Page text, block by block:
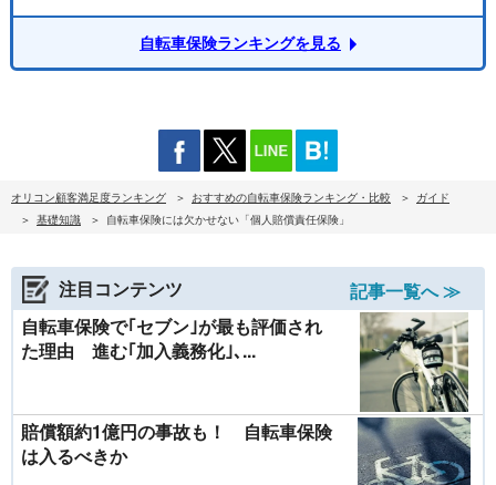
自転車保険ランキングを見る
オリコン顧客満足度ランキング おすすめの自転車保険ランキング・比較
ガイド
基礎知識
自転車保険には欠かせない「個人賠償責任保険」
注目コンテンツ
記事一覧へ ≫
自転車保険で｢セブン｣が最も評価され
た理由 進む｢加入義務化｣､...
賠償額約1億円の事故も！ 自転車保険
は入るべきか